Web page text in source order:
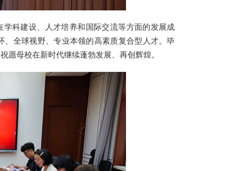
科建设、人才培养和国际交流等方面的发展成
全球视野、专业本领的高素质复合型人才。毕
愿母校在新时代继续蓬勃发展、再创辉煌。